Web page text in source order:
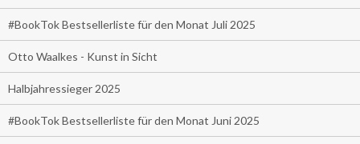
#BookTok Bestsellerliste für den Monat Juli 2025
Otto Waalkes - Kunst in Sicht
Halbjahressieger 2025
#BookTok Bestsellerliste für den Monat Juni 2025